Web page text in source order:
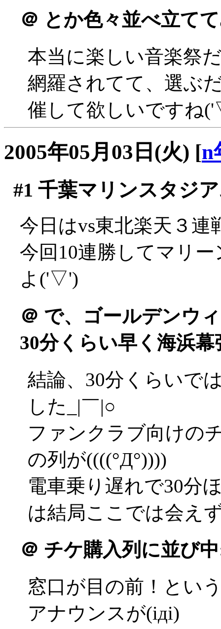
＠ とか色々並べ立て
本当に楽しい音楽祭
網羅されてて、選ぶ
催して欲しいですね
2005年05月03日(火) [n
#1 千葉マリンスタジ
今日はvs東北楽天３連
今回10連勝してマリ
よ('▽')
＠ で、ゴールデンウ
30分くらい早く海浜幕
結論、30分くらいで
した_|￣|○
ファンクラブ向けの
の列が((((°Д°))))
電車乗り遅れで30分
は結局ここでは会え
＠ チケ購入列に並び
窓口が目の前！とい
アナウンスが(iдi)